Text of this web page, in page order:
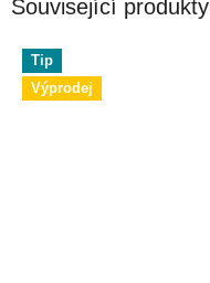
Související produkty
Tip
Výprodej